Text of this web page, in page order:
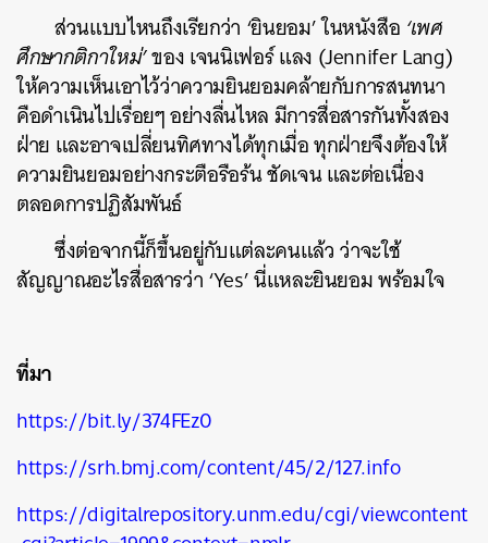
ส่วนแบบไหนถึงเรียกว่า ‘ยินยอม’ ในหนังสือ ‘เพศ
ศึกษากติกาใหม่’ของ เจนนิเฟอร์ แลง (Jennifer Lang)
ให้ความเห็นเอาไว้ว่าความยินยอมคล้ายกับการสนทนา
คือดำเนินไปเรื่อยๆ อย่างลื่นไหล มีการสื่อสารกันทั้งสอง
ฝ่าย และอาจเปลี่ยนทิศทางได้ทุกเมื่อ ทุกฝ่ายจึงต้องให้
ความยินยอมอย่างกระตือรือร้น ชัดเจน และต่อเนื่อง
ตลอดการปฏิสัมพันธ์
ซึ่งต่อจากนี้ก็ขึ้นอยู่กับแต่ละคนแล้ว ว่าจะใช้
สัญญาณอะไรสื่อสารว่า ‘Yes’ นี่แหละยินยอม พร้อมใจ
ที่มา
https://bit.ly/374FEz0
https://srh.bmj.com/content/45/2/127.info
https://digitalrepository.unm.edu/cgi/viewcontent